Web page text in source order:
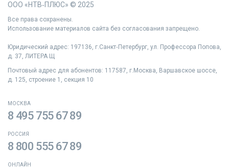
ООО «НТВ‑ПЛЮС» © 2025
Все права сохранены.
Использование материалов сайта без согласования запрещено.
Юридический адрес: 197136, г.Санкт‑Петербург, ул. Профессора Попова,
д. 37, ЛИТЕРА Щ
Почтовый адрес для абонентов: 117587, г.Москва, Варшавское шоссе,
д. 125, строение 1, секция 10
МОСКВА
8 495 755 67 89
РОССИЯ
8 800 555 67 89
ОНЛАЙН